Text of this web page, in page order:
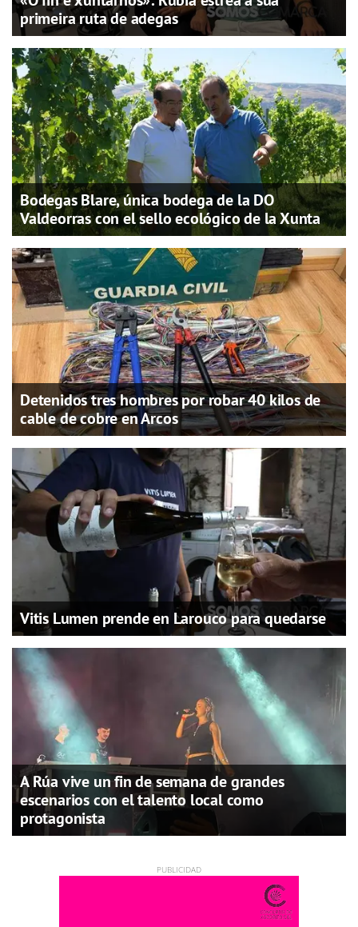
primeira ruta de adegas
Bodegas Blare, única bodega de la DO
Valdeorras con el sello ecológico de la Xunta
Detenidos tres hombres por robar 40 kilos de
cable de cobre en Arcos
Vitis Lumen prende en Larouco para quedarse
A Rúa vive un fin de semana de grandes
escenarios con el talento local como
protagonista